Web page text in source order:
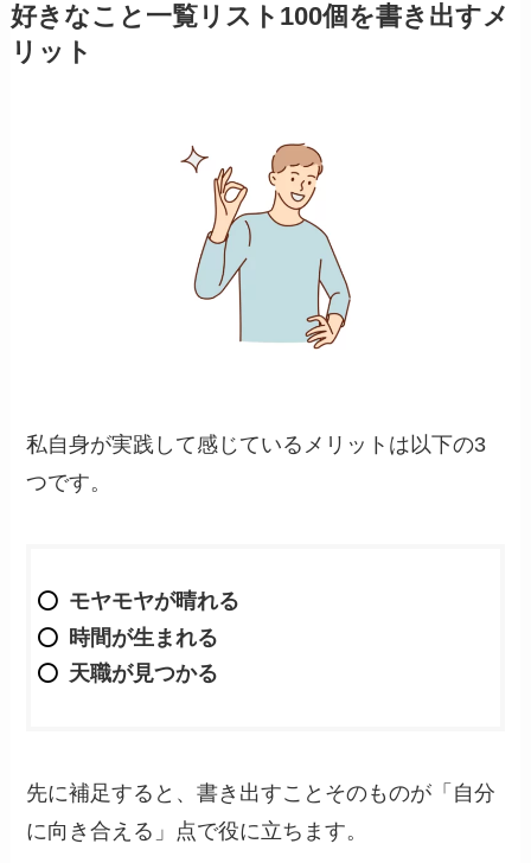
好きなこと一覧リスト100個を書き出すメ
リット
私自身が実践して感じているメリットは以下の3
つです。
モヤモヤが晴れる
時間が生まれる
天職が見つかる
先に補足すると、書き出すことそのものが「自分
に向き合える」点で役に立ちます。